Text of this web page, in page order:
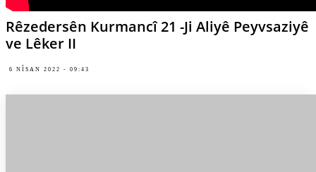
Rêzedersên Kurmancî 21 -Ji Aliyê Peyvsaziyê
ve Lêker II
6 NÎSAN 2022 - 09:43